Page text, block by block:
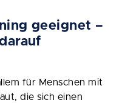
geeignet –
für Menschen mit
die sich einen